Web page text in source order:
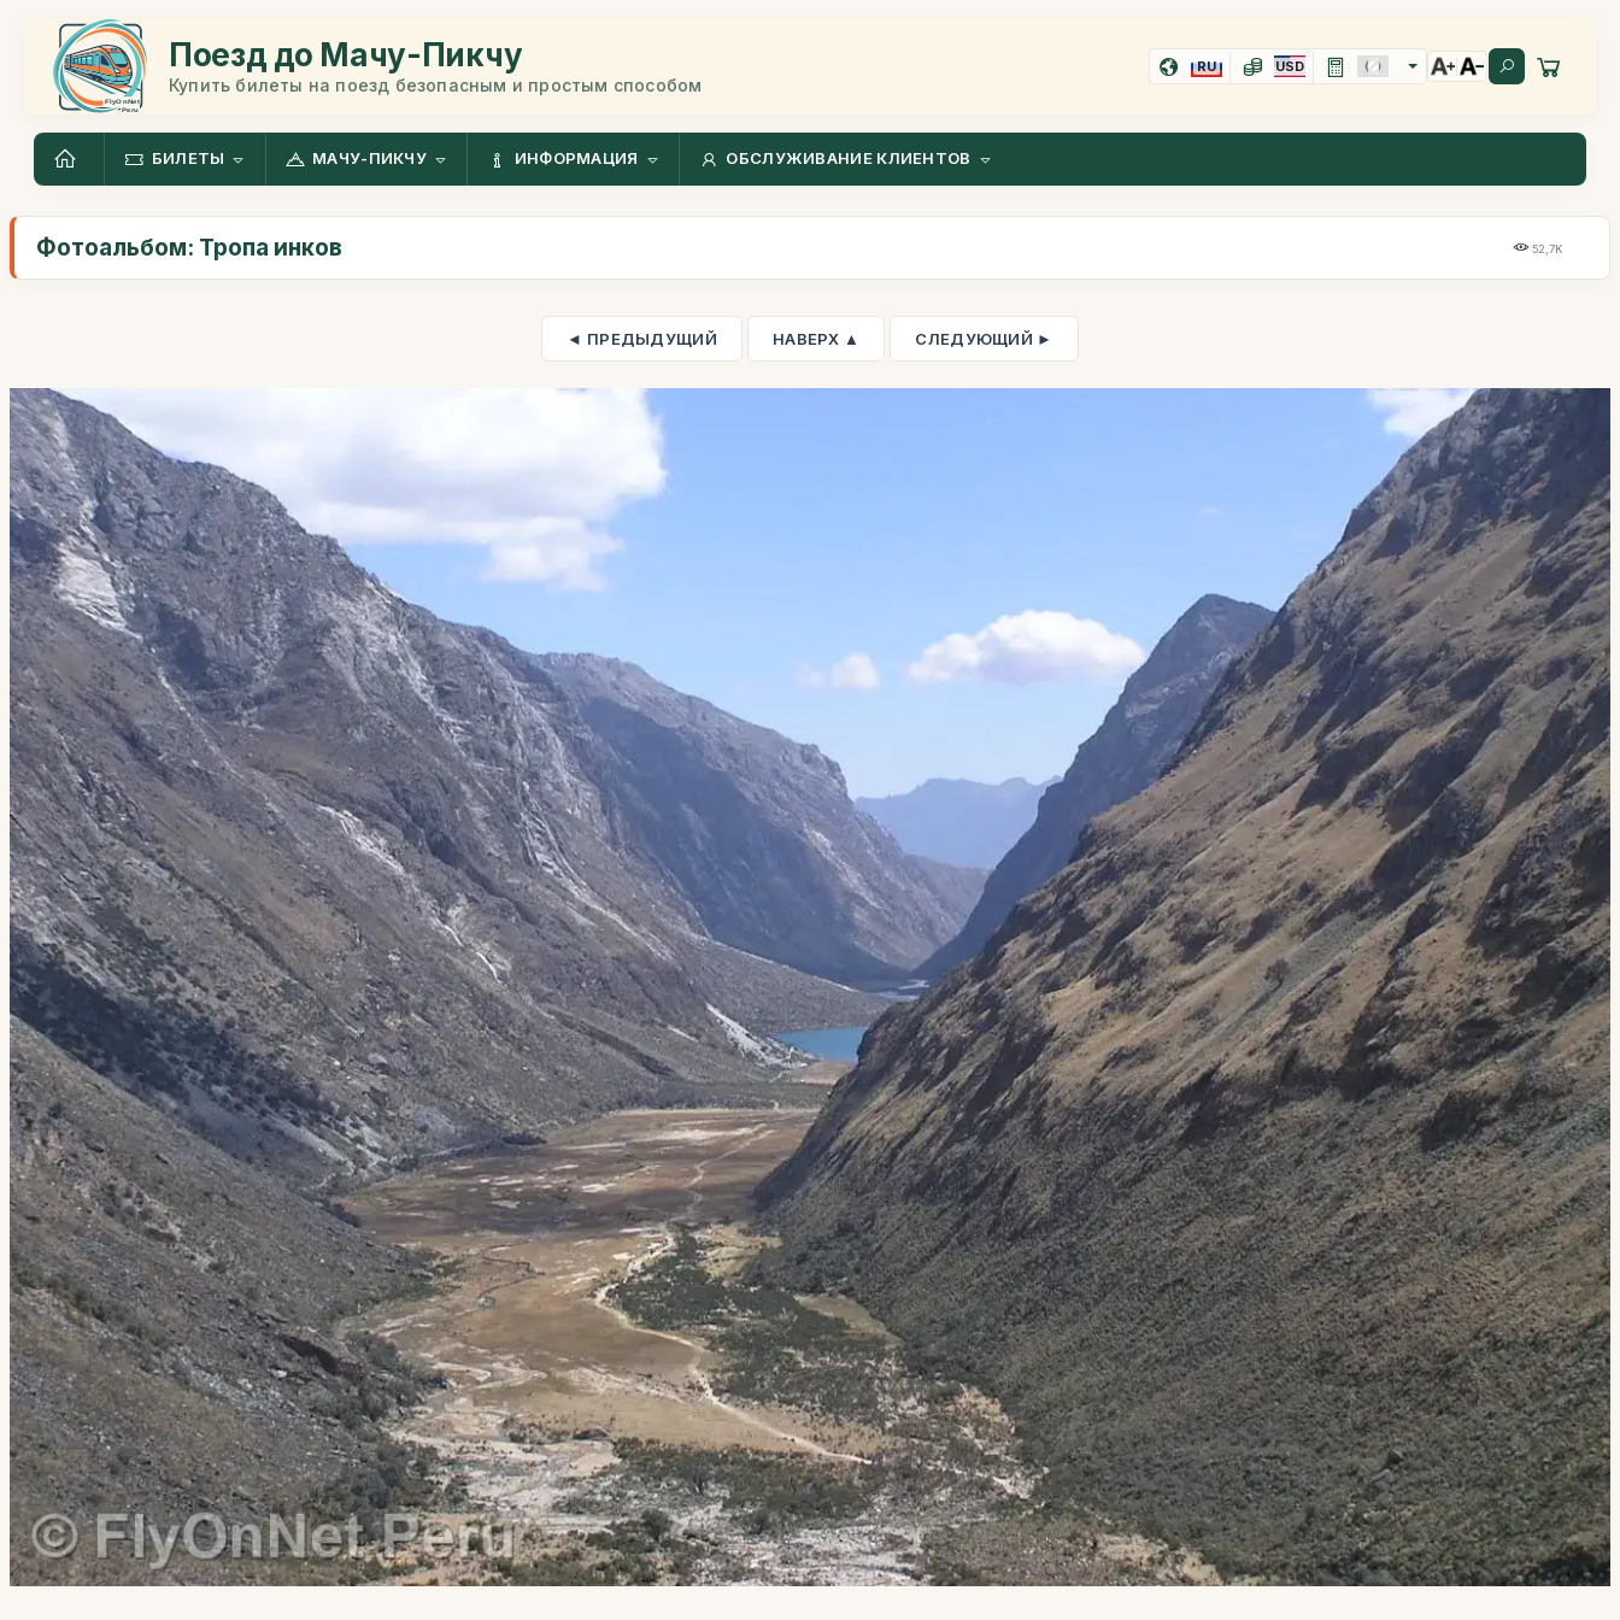
Поезд до Мачу-Пикчу
Купить билеты на поезд безопасным и простым способом
RU USD
БИЛЕТЫ МАЧУ-ПИКЧУ ИНФОРМАЦИЯ ОБСЛУЖИВАНИЕ КЛИЕНТОВ
Фотоальбом: Тропа инков 52,7K
◄ ПРЕДЫДУЩИЙ НАВЕРХ ▲ СЛЕДУЮЩИЙ ►